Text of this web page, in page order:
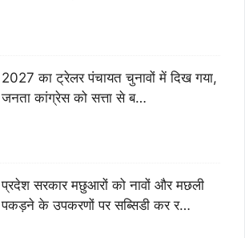
2027 का ट्रेलर पंचायत चुनावों में दिख गया,
जनता कांग्रेस को सत्ता से ब…
प्रदेश सरकार मछुआरों को नावों और मछली
पकड़ने के उपकरणों पर सब्सिडी कर र…